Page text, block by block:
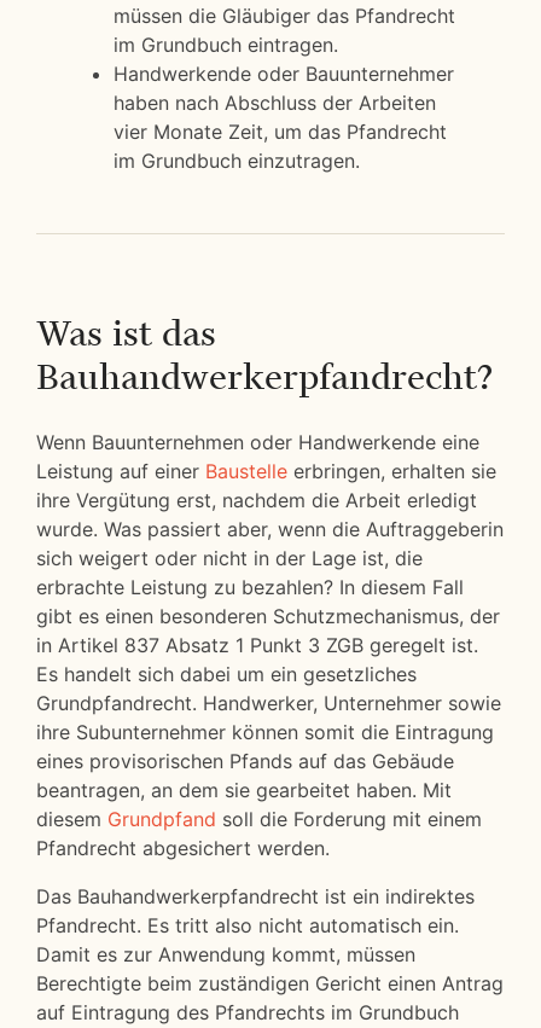
müssen die Gläubiger das Pfandrecht
im Grundbuch eintragen.
Handwerkende oder Bauunternehmer
haben nach Abschluss der Arbeiten
vier Monate Zeit, um das Pfandrecht
im Grundbuch einzutragen.
Was ist das
Bauhandwerkerpfandrecht?
Wenn Bauunternehmen oder Handwerkende eine
Leistung auf einer Baustelle erbringen, erhalten sie
ihre Vergütung erst, nachdem die Arbeit erledigt
wurde. Was passiert aber, wenn die Auftraggeberin
sich weigert oder nicht in der Lage ist, die
erbrachte Leistung zu bezahlen? In diesem Fall
gibt es einen besonderen Schutzmechanismus, der
in Artikel 837 Absatz 1 Punkt 3 ZGB geregelt ist.
Es handelt sich dabei um ein gesetzliches
Grundpfandrecht. Handwerker, Unternehmer sowie
ihre Subunternehmer können somit die Eintragung
eines provisorischen Pfands auf das Gebäude
beantragen, an dem sie gearbeitet haben. Mit
diesem Grundpfand soll die Forderung mit einem
Pfandrecht abgesichert werden.
Das Bauhandwerkerpfandrecht ist ein indirektes
Pfandrecht. Es tritt also nicht automatisch ein.
Damit es zur Anwendung kommt, müssen
Berechtigte beim zuständigen Gericht einen Antrag
auf Eintragung des Pfandrechts im Grundbuch